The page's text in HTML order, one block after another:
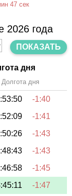
47 сек
2026 года
ПОКАЗАТЬ
дня
Долгота дня
-1:40
-1:41
-1:43
-1:43
-1:45
-1:47